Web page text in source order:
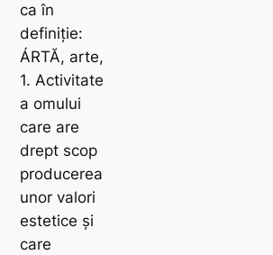
ca în
definiție:
ÁRTĂ, arte,
1. Activitate
a omului
care are
drept scop
producerea
unor valori
estetice și
care